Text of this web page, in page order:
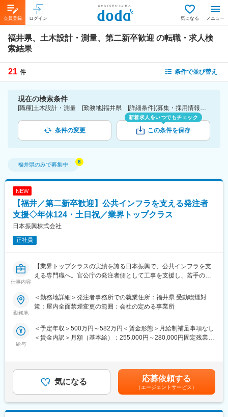
会員登録 ログイン 気になる メニュー
福井県、土木設計・測量、第二新卒歓迎 の転職・求人検
索結果
21 件 条件で並び替え
現在の検索条件
[職種]土木設計・測量 [勤務地]福井県 [詳細条件](募集・採用情報)第二新卒歓迎
条件の変更
新着求人をいつでもチェック
この条件を保存
福井県のみで募集中
NEW
【福井／第二新卒歓迎】公共インフラを支える発注者
支援◇年休124・土日祝／業界トップクラス
日本振興株式会社
正社員
仕事内容
【業界トップクラスの実績を誇る日本振興で、公共インフラを支
える専門職へ。官公庁の発注者側として工事を支援し、若手のう
■日本振興について：
た業界トップクラスの企業です。長年にわたり信頼と実績を積み
重ねており、未経験からでも「社会に必要とされる仕事」に携わ
＼発注者支援業務とは？／
公共事業の計画や発注に関する支援・補助を行う事業です！施工
会社（ゼネコン）と発注者（官公庁・公共事業主）の間に入るこ
とで発注者側の負担を減らしつつ、施工の質や専門性を担保する
勤務地
＜勤務地詳細＞発注者事務所での就業住所：福井県 受動喫煙対
策：屋内全面禁煙変更の範囲：会社の定める事業所
給与
＜予定年収＞500万円～582万円＜賃金形態＞月給制補足事項なし
＜賃金内訳＞月額（基本給）：255,000円～280,000円固定残業手
＞【昇給】年1回（4月）【賞与】年2回（7月・12月）※別途、特
別賞与有り（業績により支給）【年収例】45歳・中途入社 10年
目（係長）700万円／1級土木+RCCM（基本給28.64万円＋諸手当
＋賞与）賃金はあくまでも目安の金額であり、選考を通じて上下
する可能性があります。月給(月額)は固定手当を含めた表記です。
気になる 応募依頼する
（エージェントサービス）